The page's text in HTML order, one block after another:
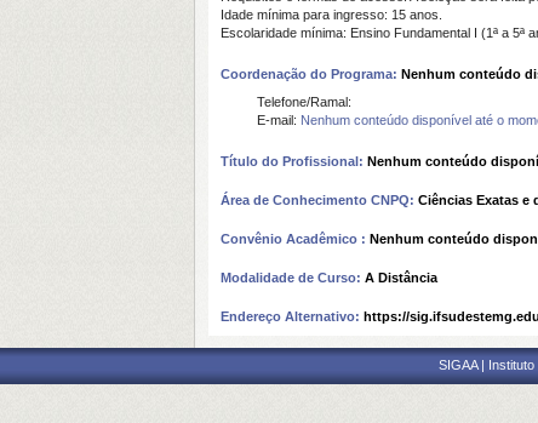
Idade mínima para ingresso: 15 anos.
Escolaridade mínima: Ensino Fundamental I (1ª a 5ª
Coordenação do Programa: Nenhum conteúdo
Telefone/Ramal:
E-mail: Nenhum conteúdo disponível até o
Título do Profissional: Nenhum conteúdo
Área de Conhecimento CNPQ: Ciências Exatas e
Convênio Acadêmico : Nenhum conteúdo
Modalidade de Curso: A Distância
Endereço Alternativo: https://
SIGAA |